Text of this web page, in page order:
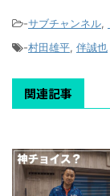
-サブチャンネル,
-村田雄平, 伴誠也
関連記事